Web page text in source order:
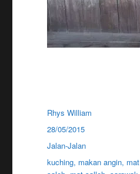
Author
Rhys William
Posted
on
28/05/2015
Categories
Jalan-Jalan
Tags
kuching, makan angin, mat